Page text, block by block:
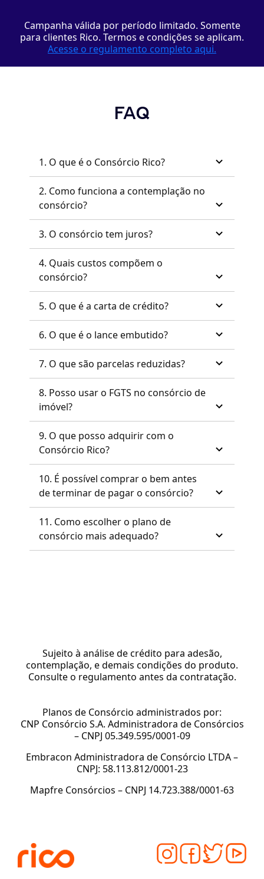
Campanha válida por período limitado. Somente
para clientes Rico. Termos e condições se aplicam.
Acesse o regulamento completo aqui.
FAQ
1. O que é o Consórcio Rico?
2. Como funciona a contemplação no
consórcio?
3. O consórcio tem juros?
4. Quais custos compõem o
consórcio?
5. O que é a carta de crédito?
6. O que é o lance embutido?
7. O que são parcelas reduzidas?
8. Posso usar o FGTS no consórcio de
imóvel?
9. O que posso adquirir com o
Consórcio Rico?
10. É possível comprar o bem antes
de terminar de pagar o consórcio?
11. Como escolher o plano de
consórcio mais adequado?
Sujeito à análise de crédito para adesão,
contemplação, e demais condições do produto.
Consulte o regulamento antes da contratação.
Planos de Consórcio administrados por:
CNP Consórcio S.A. Administradora de Consórcios
– CNPJ 05.349.595/0001-09
Embracon Administradora de Consórcio LTDA –
CNPJ: 58.113.812/0001-23
Mapfre Consórcios – CNPJ 14.723.388/0001-63